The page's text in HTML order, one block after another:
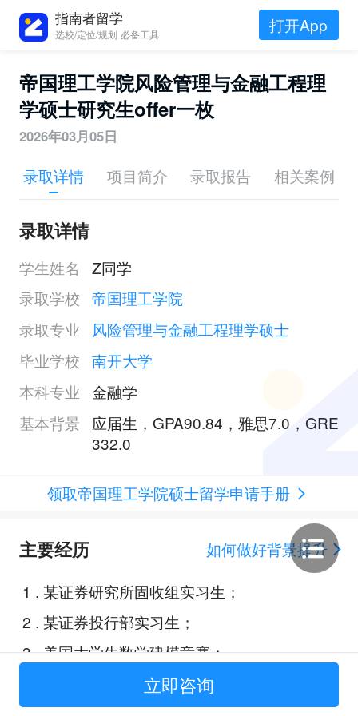
指南者留学
选校/定位/规划 必备工具 打开App
帝国理工学院风险管理与金融工程理
学硕士研究生offer一枚
2026年03月05日
录取详情 项目简介 录取报告 相关案例
录取详情
学生姓名
Z同学
录取学校 帝国理工学院
录取专业
风险管理与金融工程理学硕士
毕业学校 南开大学
本科专业 金融学
基本背景
应届生，GPA90.84，雅思7.0，GRE
332.0
领取帝国理工学院硕士留学申请手册
主要经历
如何做好背景提升
1 . 某证券研究所固收组实习生；
2 . 某证券投行部实习生；
3.美国大学生数学建模竞赛；
标普全球市场财智公司估值挑战
立即咨询